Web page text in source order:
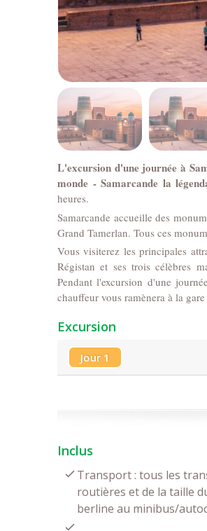
L'excursion d'une journée à
monde - Samarcande la
heures.
Samarcande accueille des
Grand Tamerlan. Tous ces
Vous visiterez les principales
Régistan et ses trois célèbres
Pendant l'excursion d'une
chauffeur vous ramènera à la
Excursion
Jour 1
Inclus
Transport : tous les
routières et de la taille
berline au minibus/